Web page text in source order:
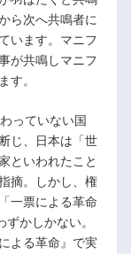
ら次へ共鳴者に
います。マニフ
が共鳴しマニフ
す。
っていない国
じ、日本は「世
といわれたこと
摘。しかし、権
一票による革命
かしかない。
よる革命』で実